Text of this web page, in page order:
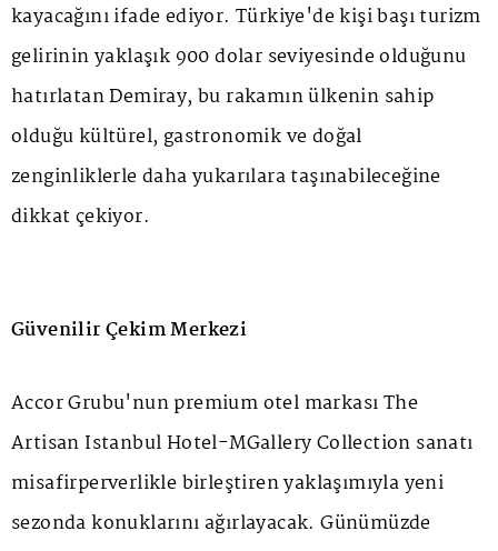
kayacağını ifade ediyor. Türkiye'de kişi başı turizm
gelirinin yaklaşık 900 dolar seviyesinde olduğunu
hatırlatan Demiray, bu rakamın ülkenin sahip
olduğu kültürel, gastronomik ve doğal
zenginliklerle daha yukarılara taşınabileceğine
dikkat çekiyor.
Güvenilir Çekim Merkezi
Accor Grubu'nun premium otel markası The
Artisan Istanbul Hotel-MGallery Collection sanatı
misafirperverlikle birleştiren yaklaşımıyla yeni
sezonda konuklarını ağırlayacak. Günümüzde